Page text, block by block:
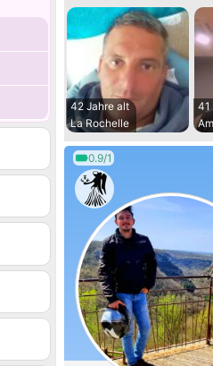
42 Jahre alt
La Rochelle
41
0.9/1